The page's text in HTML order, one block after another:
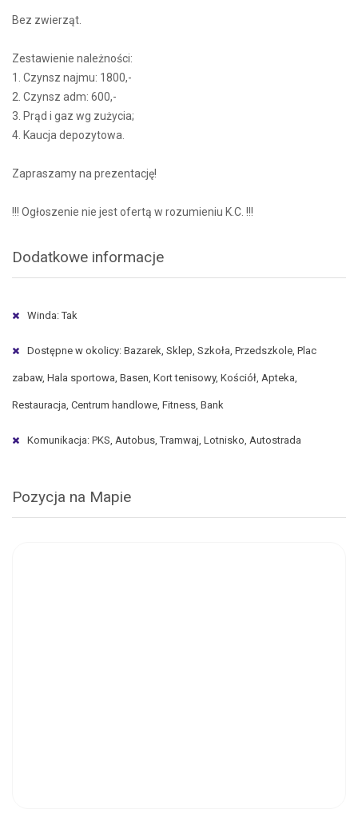
Bez zwierząt.
Zestawienie należności:
1. Czynsz najmu: 1800,-
2. Czynsz adm: 600,-
3. Prąd i gaz wg zużycia;
4. Kaucja depozytowa.
Zapraszamy na prezentację!
!!! Ogłoszenie nie jest ofertą w rozumieniu K.C. !!!
Dodatkowe informacje
Winda: Tak
Dostępne w okolicy: Bazarek, Sklep, Szkoła, Przedszkole, Plac
zabaw, Hala sportowa, Basen, Kort tenisowy, Kościół, Apteka,
Restauracja, Centrum handlowe, Fitness, Bank
Komunikacja: PKS, Autobus, Tramwaj, Lotnisko, Autostrada
Pozycja na Mapie